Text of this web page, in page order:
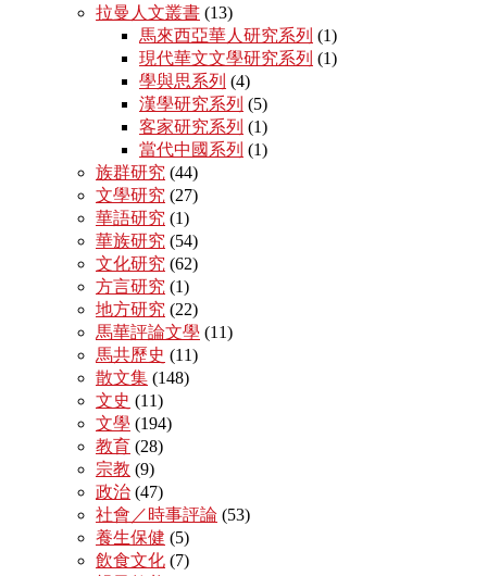
拉曼人文叢書 (13)
馬來西亞華人研究系列 (1)
現代華文文學研究系列 (1)
學與思系列 (4)
漢學研究系列 (5)
客家研究系列 (1)
當代中國系列 (1)
族群研究 (44)
文學研究 (27)
華語研究 (1)
華族研究 (54)
文化研究 (62)
方言研究 (1)
地方研究 (22)
馬華評論文學 (11)
馬共歷史 (11)
散文集 (148)
文史 (11)
文學 (194)
教育 (28)
宗教 (9)
政治 (47)
社會／時事評論 (53)
養生保健 (5)
飲食文化 (7)